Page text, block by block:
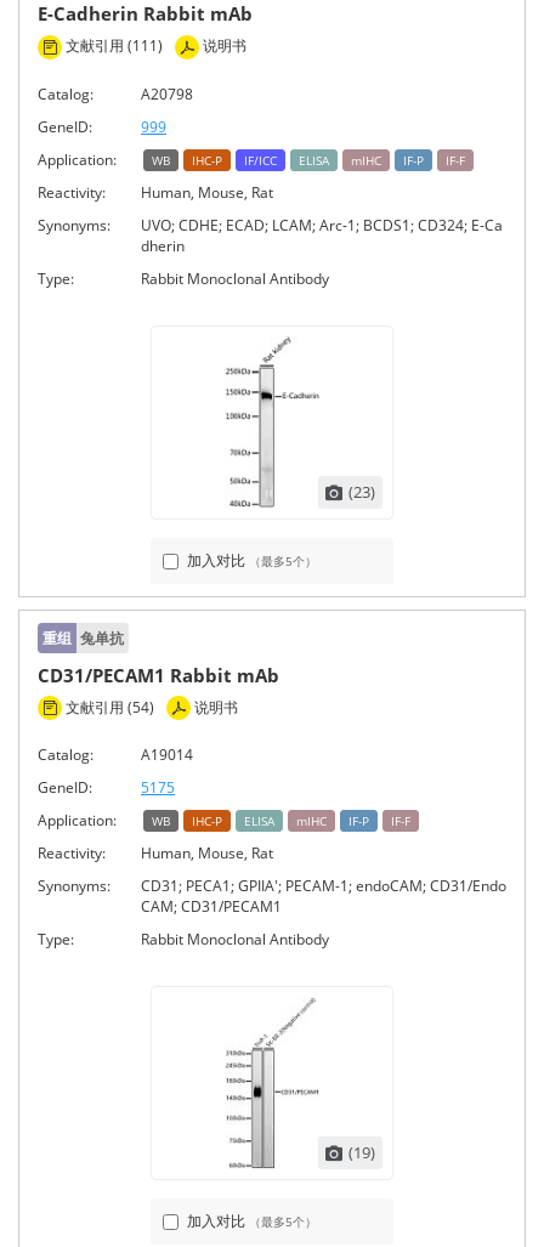
E-Cadherin Rabbit mAb
文献引用 (111) 说明书
Catalog:
A20798
GeneID:
999
Application:
WB IHC-P IF/ICC ELISA mIHC IF-P IF-F
Reactivity:
Human, Mouse, Rat
Synonyms:
UVO; CDHE; ECAD; LCAM; Arc-1; BCDS1; CD324; E-Ca
dherin
Type:
Rabbit Monoclonal Antibody
(23)
加入对比 （最多5个）
重组 兔单抗
CD31/PECAM1 Rabbit mAb
文献引用 (54) 说明书
Catalog:
A19014
GeneID:
5175
Application:
WB IHC-P ELISA mIHC IF-P IF-F
Reactivity:
Human, Mouse, Rat
Synonyms:
CD31; PECA1; GPIIA'; PECAM-1; endoCAM; CD31/Endo
CAM; CD31/PECAM1
Type:
Rabbit Monoclonal Antibody
(19)
加入对比 （最多5个）